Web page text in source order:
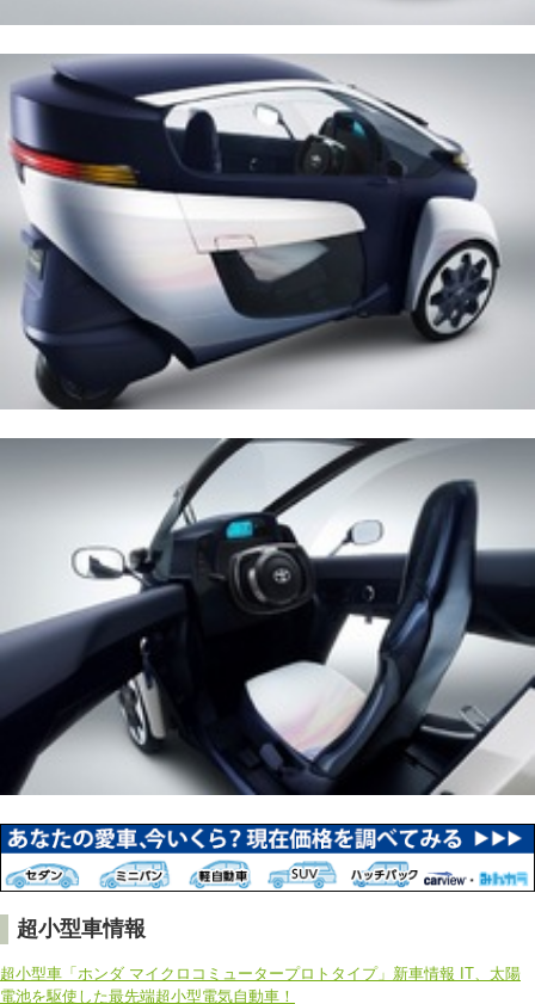
超小型車情報
超小型車「ホンダ マイクロコミュータープロトタイプ」新車情報 IT、太陽
電池を駆使した最先端超小型電気自動車！